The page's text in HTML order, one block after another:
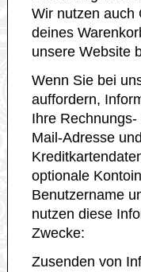
Wir nutzen auch
deines
unsere Website
Wenn Sie bei
auffordern,
Ihre
Mail-Adresse
optionale
Benutzername
nutzen diese
Zwecke:
Zusenden von